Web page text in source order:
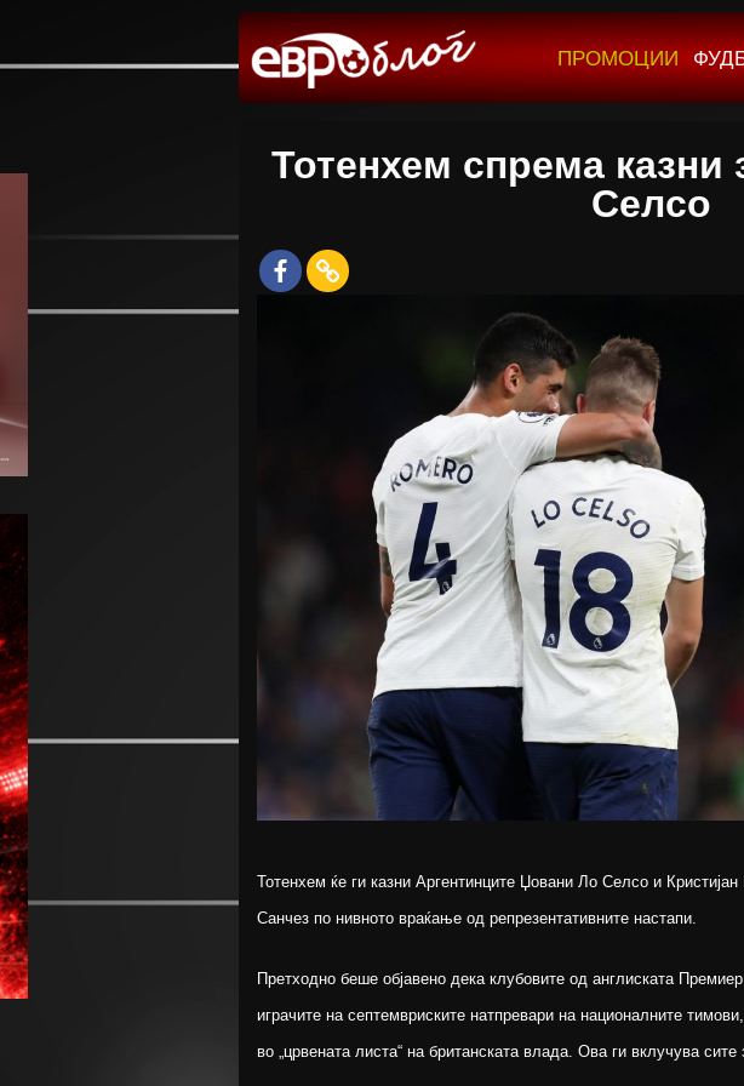
ПРОМОЦИИ
Тотенхем спрема
Селсо
Тотенхем ќе ги казни Аргентинците Џовани Ло Селсо и
Санчез по нивното враќање од репрезентативните настапи.
Претходно беше објавено дека клубовите од англиската
играчите на септемвриските натпревари на националните
во „црвената листа“ на британската влада. Ова ги вклучува